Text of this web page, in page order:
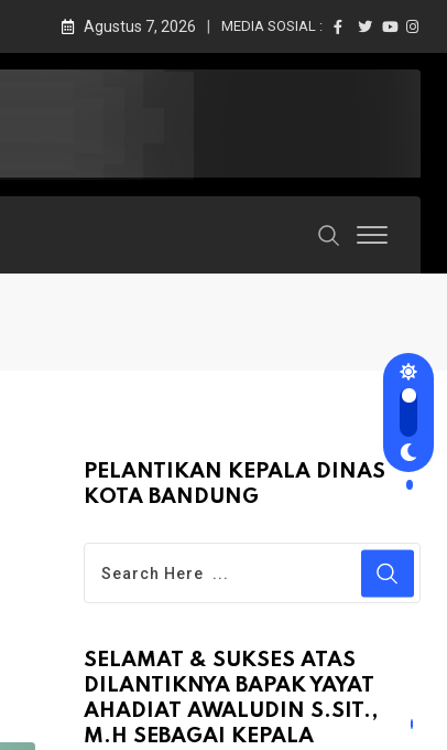
Agustus 7, 2026 MEDIA SOSIAL :
PELANTIKAN KEPALA DINAS
KOTA BANDUNG
SELAMAT & SUKSES ATAS
DILANTIKNYA BAPAK YAYAT
AHADIAT AWALUDIN S.SIT.,
M.H SEBAGAI KEPALA